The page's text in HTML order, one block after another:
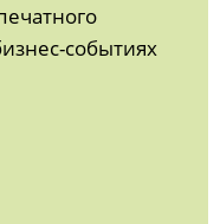
событиях